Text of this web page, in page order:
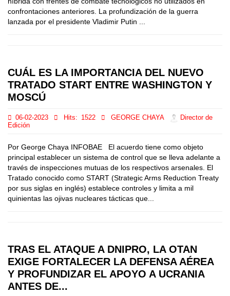
confrontaciones anteriores. La profundización de la guerra
lanzada por el presidente Vladimir Putin ...
CUÁL ES LA IMPORTANCIA DEL NUEVO
TRATADO START ENTRE WASHINGTON Y
MOSCÚ
06-02-2023 Hits: 1522 GEORGE CHAYA
Director de
Edición
Por George Chaya INFOBAE El acuerdo tiene como objeto
principal establecer un sistema de control que se lleva adelante a
través de inspecciones mutuas de los respectivos arsenales. El
Tratado conocido como START (Strategic Arms Reduction Treaty
por sus siglas en inglés) establece controles y limita a mil
quinientas las ojivas nucleares tácticas que...
TRAS EL ATAQUE A DNIPRO, LA OTAN
EXIGE FORTALECER LA DEFENSA AÉREA
Y PROFUNDIZAR EL APOYO A UCRANIA
ANTES DE...